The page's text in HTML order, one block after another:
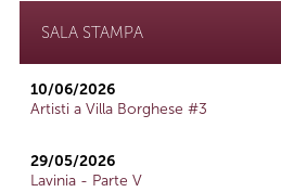
SALA STAMPA
10/06/2026
Artisti a Villa Borghese #3
29/05/2026
Lavinia - Parte V